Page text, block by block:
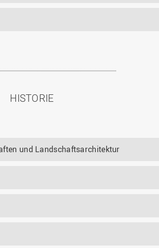
HISTORIE
und Landschaftsarchitektur